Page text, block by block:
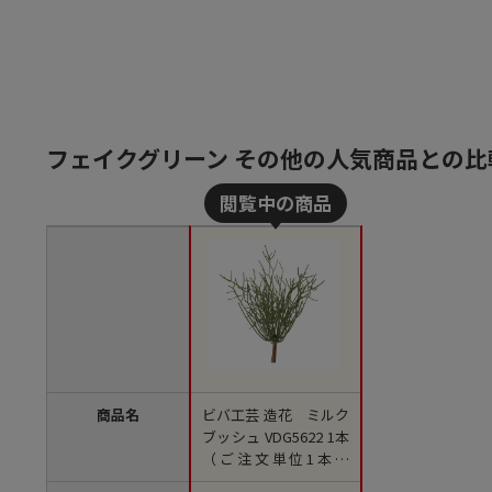
フェイクグリーン その他の人気商品との
商品名
ビバ工芸 造花 ミルク
ブッシュ VDG5622 1本
（ご注文単位1本）
【直送品】